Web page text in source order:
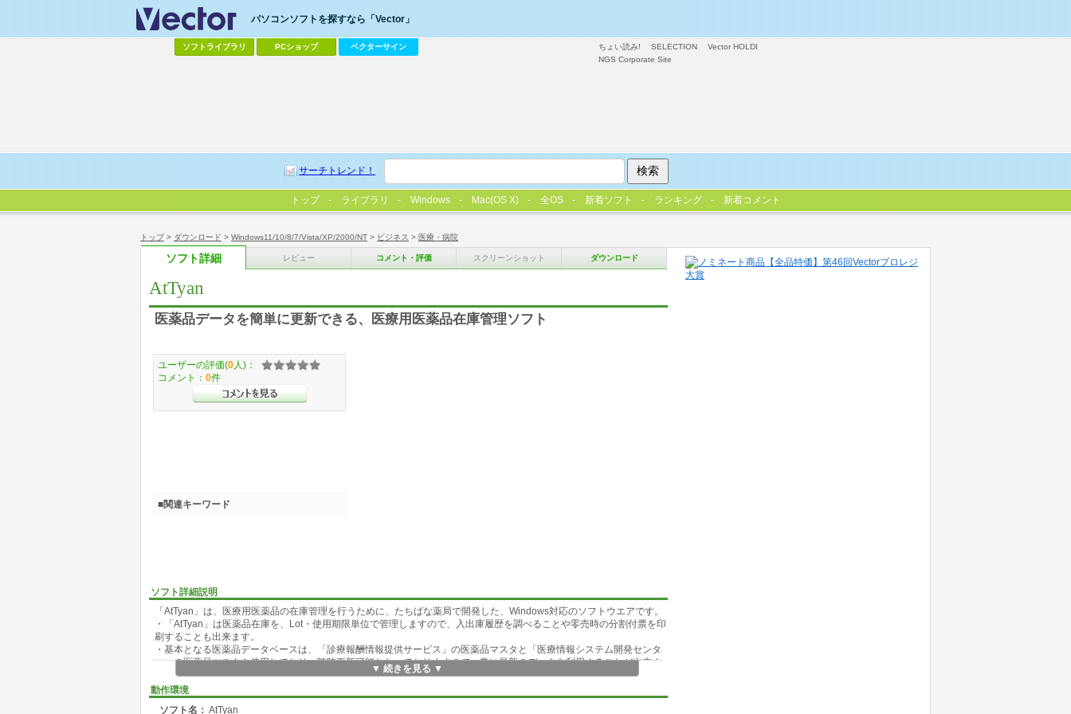
トップ> ダウンロード > Windows11/10/8/7/Vista/XP/2000/NT > ビジネス > 医療・病院
ソフト詳細 レビュー コメント・評価 スクリーンショット ダウンロード
AtTyan
医薬品データを簡単に更新できる、医療用医薬品在庫管理ソフト
ソフト詳細説明
「AtTyan」は、医療用医薬品の在庫管理を行うために、たちばな薬局で開発した、Windows対応のソフトウエアです。
・「AtTyan」は医薬品在庫を、Lot・使用期限単位で管理しますので、入出庫履歴を調べることや零売時の分割付票を印
刷することも出来ます。
・基本となる医薬品データベースは、「診療報酬情報提供サービス」の医薬品マスタと「医療情報システム開発センタ
ー」の医薬品マスタを使用しており、随時更新可能となっておりますので、常に最新のデータを利用することが出来ま
・入庫時に薬価差を色別に表示できます。
・在庫や入出庫に関するさまざまなデータを得ることが出来、帳票として印刷できます。
▼ 続きを見る ▼
動作環境
ソフト名： AtTyan
ユーザーの評価(0 人)：
コメント： 0件
■関連キーワード
ちょい読み! SELECTION
Vector HOLDI
NGS Corporate Site
パソコンソフトを探すなら「Vector」
ソフトライブラリ PCショップ ベクターサイン
サーチトレンド！
トップ ライブラリ Windows Mac(OS X) 全OS 新着ソフト ランキング 新着コメント